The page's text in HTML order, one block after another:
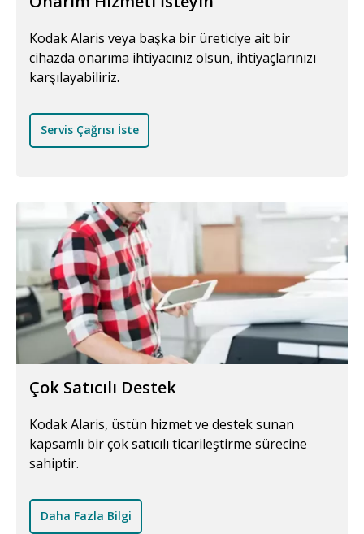
Kodak Alaris veya başka bir üreticiye ait bir
cihazda onarıma ihtiyacınız olsun, ihtiyaçlarınızı
karşılayabiliriz.
Servis Çağrısı İste
Çok Satıcılı Destek
Kodak Alaris, üstün hizmet ve destek sunan
kapsamlı bir çok satıcılı ticarileştirme sürecine
sahiptir.
Daha Fazla Bilgi